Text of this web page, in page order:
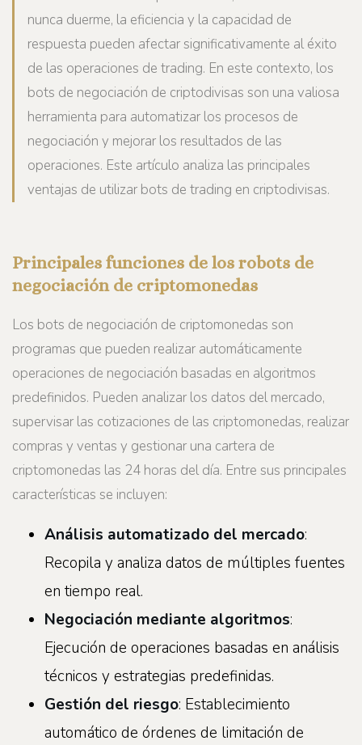
nunca duerme, la eficiencia y la capacidad de
respuesta pueden afectar significativamente al éxito
de las operaciones de trading. En este contexto, los
bots de negociación de criptodivisas son una valiosa
herramienta para automatizar los procesos de
negociación y mejorar los resultados de las
operaciones. Este artículo analiza las principales
ventajas de utilizar bots de trading en criptodivisas.
Principales funciones de los robots de
negociación de criptomonedas
Los bots de negociación de criptomonedas son
programas que pueden realizar automáticamente
operaciones de negociación basadas en algoritmos
predefinidos. Pueden analizar los datos del mercado,
supervisar las cotizaciones de las criptomonedas, realizar
compras y ventas y gestionar una cartera de
criptomonedas las 24 horas del día. Entre sus principales
características se incluyen:
Análisis automatizado del mercado:
Recopila y analiza datos de múltiples fuentes
en tiempo real.
Negociación mediante algoritmos:
Ejecución de operaciones basadas en análisis
técnicos y estrategias predefinidas.
Gestión del riesgo: Establecimiento
automático de órdenes de limitación de